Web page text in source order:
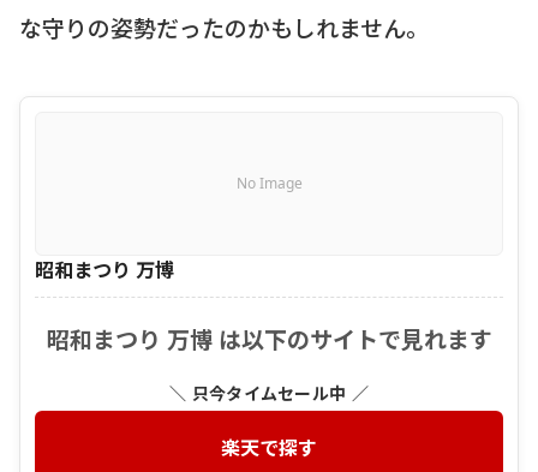
な守りの姿勢だったのかもしれません。
No Image
昭和まつり 万博
昭和まつり 万博 は以下のサイトで見れます
＼ 只今タイムセール中 ／
楽天で探す